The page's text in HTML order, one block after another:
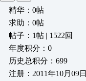
精华：0帖
求助：0帖
帖子：1帖 | 1522回
年度积分：0
历史总积分：699
注册：2011年10月09日